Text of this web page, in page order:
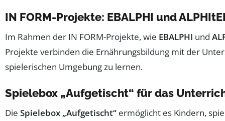
IN FORM-Projekte: EBALPHI und
Im Rahmen der IN FORM-Projekte, wie EBALPHI und
Projekte verbinden die Ernährungsbildung mit der
spielerischen Umgebung zu lernen.
Spielebox „Aufgetischt“ für das
Die Spielebox „Aufgetischt“ ermöglicht es Kindern,